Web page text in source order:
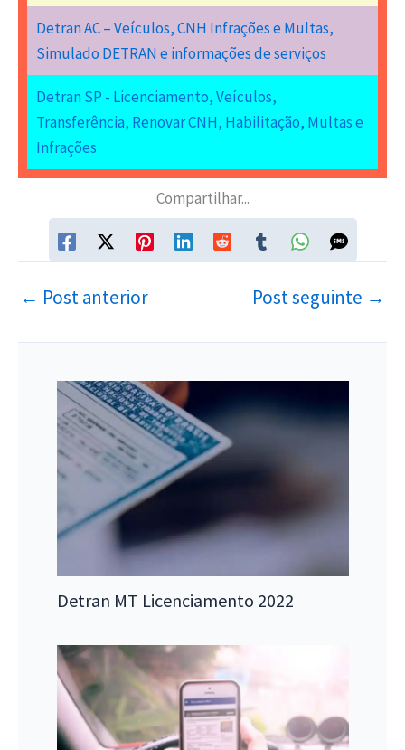
Detran AC – Veículos, CNH Infrações e Multas,
Simulado DETRAN e informações de serviços
Detran SP - Licenciamento, Veículos,
Transferência, Renovar CNH, Habilitação, Multas e
Infrações
Compartilhar...
← Post anterior Post seguinte →
Detran MT Licenciamento 2022